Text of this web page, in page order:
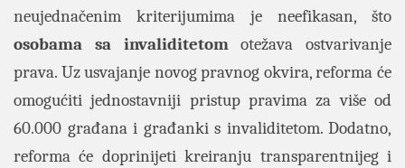
neujednačenim kriterijumima je neefikasan, što
osobama sa invaliditetomotežava ostvarivanje
prava. Uz usvajanje novog pravnog okvira, reforma će
omogućiti jednostavniji pristup pravima za više od
60.000 građana i građanki s invaliditetom. Dodatno,
reforma će doprinijeti kreiranju transparentnijeg i